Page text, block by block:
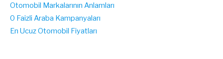
Otomobil Markalarının Anlamları
0 Faizli Araba Kampanyaları
En Ucuz Otomobil Fiyatları